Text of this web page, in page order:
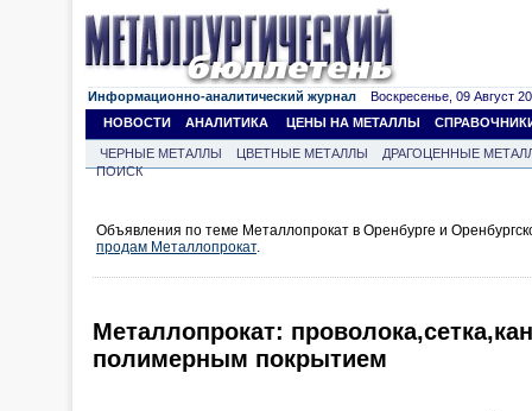
Информационно-аналитический журнал Воскресенье, 09 Август
НОВОСТИ
АНАЛИТИКА ЦЕНЫ НА МЕТАЛЛЫ
ЧЕРНЫЕ МЕТАЛЛЫ ЦВЕТНЫЕ МЕТАЛЛЫ
ДРАГОЦЕННЫЕ
ПОИСК
Объявления по теме Металлопрокат в Оренбурге и
продам Металлопрокат.
Металлопрокат:
полимерным покрытием